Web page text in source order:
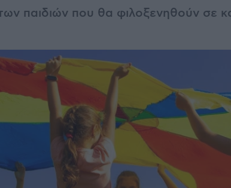
παιδιών που θα φιλοξενηθούν σε